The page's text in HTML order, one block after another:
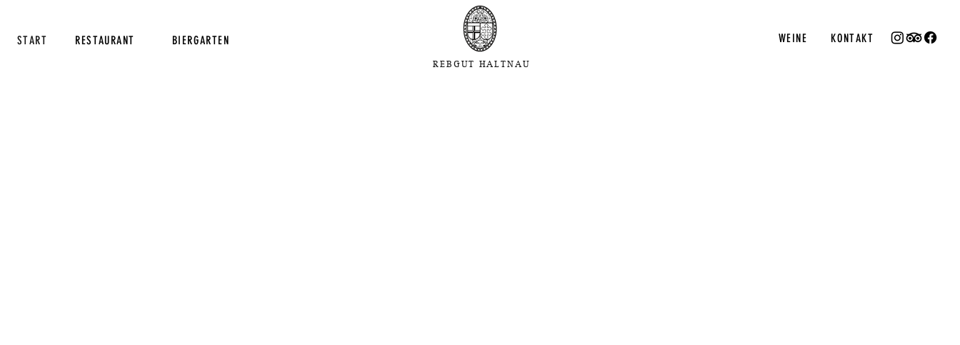
START RESTAURANT BIERGARTEN
REBGUT HALTNAU
WEINE KONTAKT